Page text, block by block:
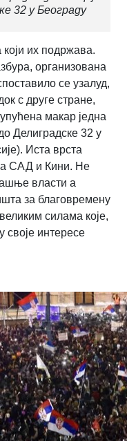
32 у Београду
их подржава.
организована
се узалуд,
с друге стране,
макар једна
Делиградске 32 у
Иста врста
САД и Кини. Не
власти а
за благовремену
силама које,
своје интересе